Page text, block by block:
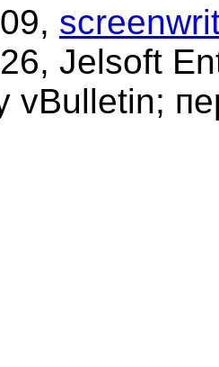
Jelsoft
vBulletin;